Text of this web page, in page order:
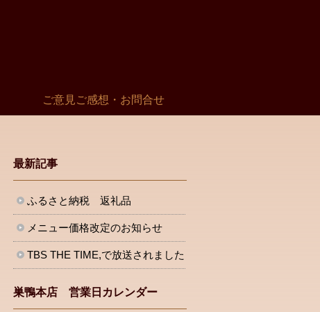
ご意見ご感想・お問合せ
最新記事
ふるさと納税 返礼品
メニュー価格改定のお知らせ
TBS THE TIME,で放送されました
巣鴨本店 営業日カレンダー